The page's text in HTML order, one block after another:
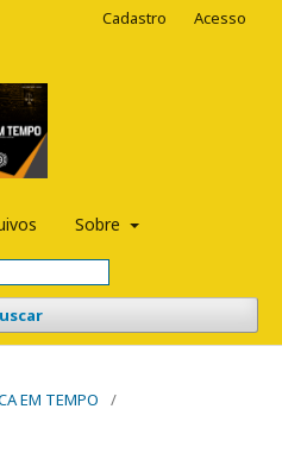
Sobre
Cadastro Acesso
EM TEMPO
/